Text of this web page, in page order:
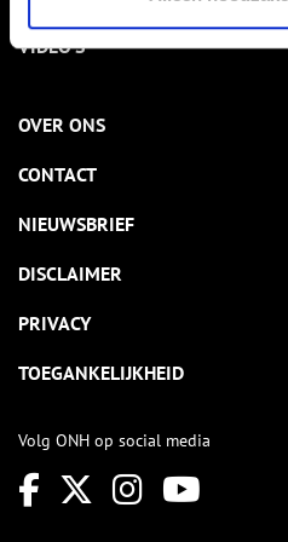
VIDEO’S
OVER ONS
CONTACT
NIEUWSBRIEF
DISCLAIMER
PRIVACY
TOEGANKELIJKHEID
Volg ONH op social media